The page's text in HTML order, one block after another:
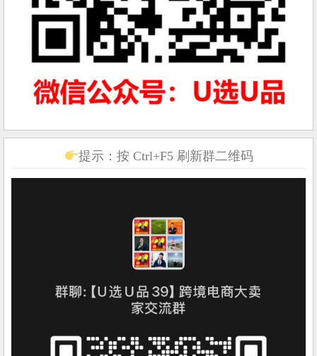
提示：按 Ctrl+F5 刷新群二维码